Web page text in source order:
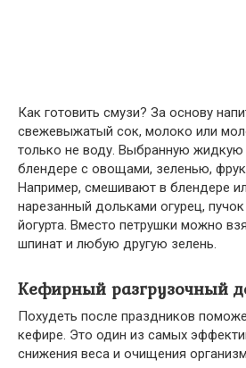
Как готовить смузи? За основу
свежевыжатый сок, молоко или
только не воду. Выбранную жидкую
блендере с овощами, зеленью,
Например, смешивают в блендере
нарезанный дольками огурец,
йогурта. Вместо петрушки можно
шпинат и любую другую зелень.
Кефирный разгрузочный
Похудеть после праздников
кефире. Это один из самых
снижения веса и очищения